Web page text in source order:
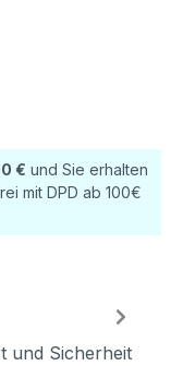
€ und Sie erhalten
mit DPD ab 100€
und Sicherheit